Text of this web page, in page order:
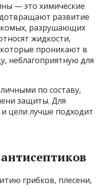
— это химические
развитие
разрушающих
жидкости,
проникают в
неблагоприятную для
по составу,
защиты. Для
цели лучше подходит
грибков, плесени,